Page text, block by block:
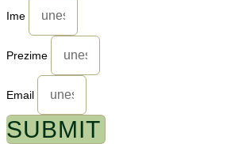
Ime
Prezime
Email
SUBMIT